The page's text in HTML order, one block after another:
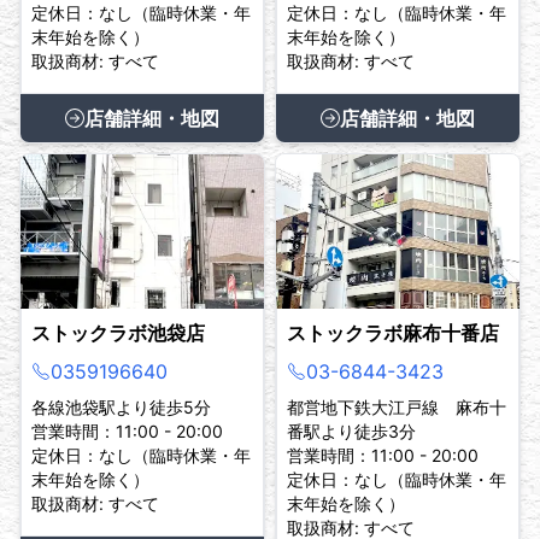
定休日：なし（臨時休業・年
末年始を除く）
取扱商材: すべて
店舗詳細・地図
定休日：なし（臨時休業・年
末年始を除く）
取扱商材: すべて
店舗詳細・地図
ストックラボ池袋店
0359196640
各線池袋駅より徒歩5分
営業時間：11:00 - 20:00
定休日：なし（臨時休業・年
末年始を除く）
取扱商材: すべて
ストックラボ麻布十番店
03-6844-3423
都営地下鉄大江戸線 麻布十
番駅より徒歩3分
営業時間：11:00 - 20:00
定休日：なし（臨時休業・年
末年始を除く）
取扱商材: すべて